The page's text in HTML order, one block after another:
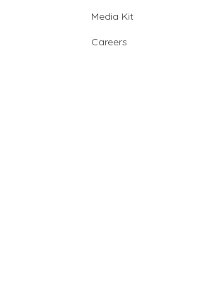
Media Kit
Careers